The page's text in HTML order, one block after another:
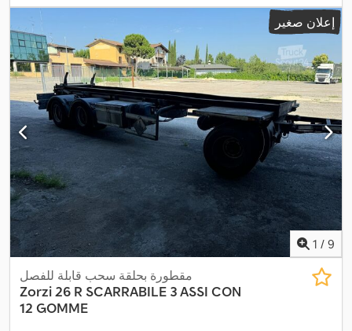
مساحة التحميل:2.550 مم , معدات:برنامج الثبات الإلكتروني (ESP),
تكييف الهواء, سخان التدفئة أثناء التوقف, مرشح السخام, نظام الفرامل
المانعة للانغلاق (ABS),
إعلان صغير
1 / 9
مقطورة بحلقة سحب قابلة للفصل
Zorzi26 R SCARRABILE 3 ASSI CON
12 GOMME